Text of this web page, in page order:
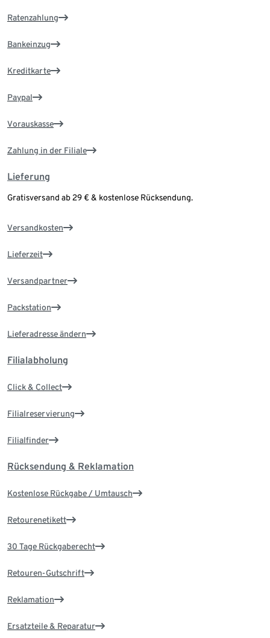
Ratenzahlung
Bankeinzug
Kreditkarte
Paypal
Vorauskasse
Zahlung in der Filiale
Lieferung
Gratisversand ab 29 € & kostenlose Rücksendung.
Versandkosten
Lieferzeit
Versandpartner
Packstation
Lieferadresse ändern
Filialabholung
Click & Collect
Filialreservierung
Filialfinder
Rücksendung & Reklamation
Kostenlose Rückgabe / Umtausch
Retourenetikett
30 Tage Rückgaberecht
Retouren-Gutschrift
Reklamation
Ersatzteile & Reparatur